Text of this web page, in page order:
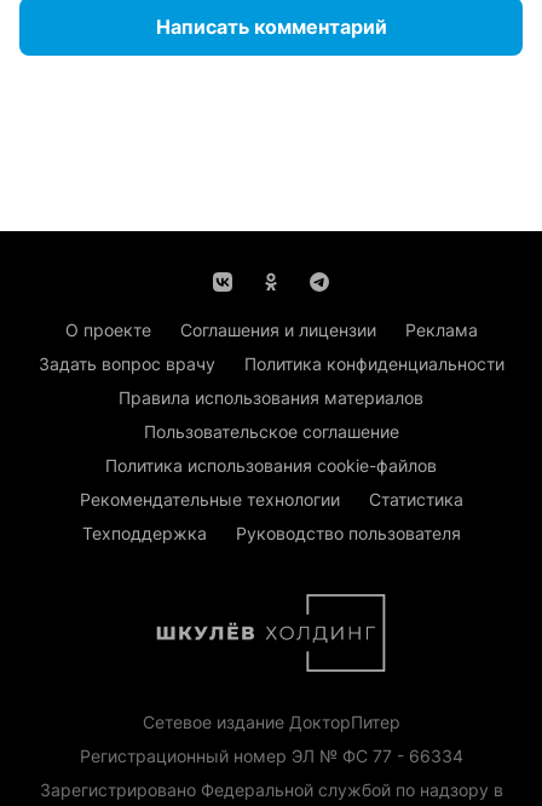
Написать комментарий
О проекте Соглашения и лицензии
Реклама
Задать вопрос врачу
Политика конфиденциальности
Правила использования материалов
Пользовательское соглашение
Политика использования cookie-файлов
Рекомендательные технологии
Статистика
Техподдержка
Руководство пользователя
Сетевое издание ДокторПитер
Регистрационный номер ЭЛ № ФС 77 - 66334
Зарегистрировано Федеральной службой по надзору в